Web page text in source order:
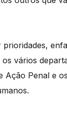
vários
Ação Penal e